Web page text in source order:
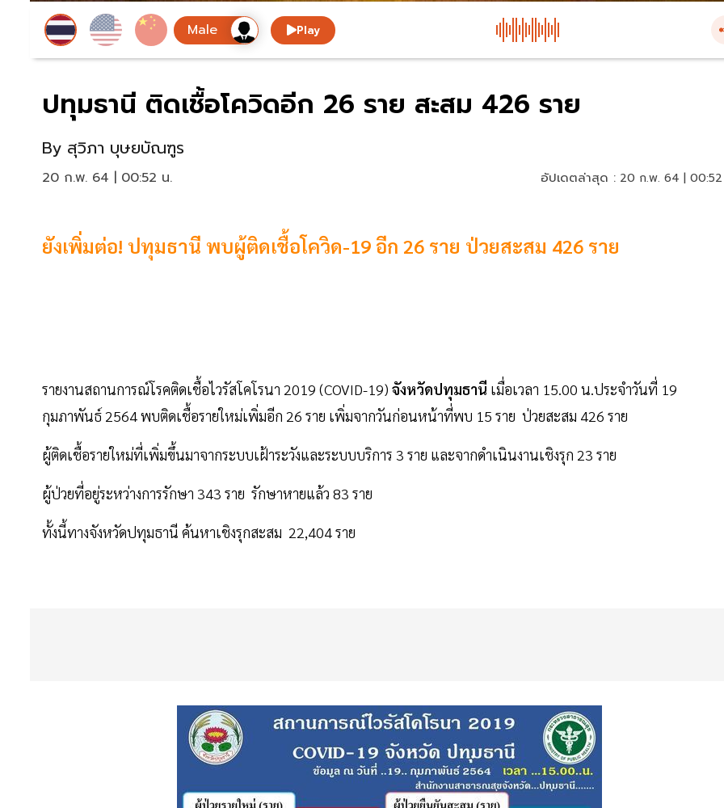
Play
ปทุมธานี ติดเชื้อโควิดอีก 26 ราย สะสม 426 ราย
By สุวิภา บุษยบัณฑูร
20 ก.พ. 64 | 00:52 น. อัปเดตล่าสุด : 20 ก.พ. 64 |
ยังเพิ่มต่อ! ปทุมธานี พบผู้ติดเชื้อโควิด-19 อีก 26 ราย ป่วยสะสม 426 ราย
รายงานสถานการณ์โรคติดเชื้อไวรัสโคโรนา 2019 (COVID-19) จังหวัดปทุมธานี เมื่อเวลา 15.00 น.ประจำวันที่ 19
กุมภาพันธ์ 2564 พบติดเชื้อรายใหม่เพิ่มอีก 26 ราย เพิ่มจากวันก่อนหน้าที่พบ 15 ราย ป่วยสะสม 426 ราย
ผู้ติดเชื้อรายใหม่ที่เพิ่มขึ้นมาจากระบบเฝ้าระวังและระบบบริการ 3 ราย และจากดำเนินงานเชิงรุก 23 ราย
ผู้ป่วยที่อยู่ระหว่างการรักษา 343 ราย รักษาหายแล้ว 83 ราย
ทั้งนี้ทางจังหวัดปทุมธานี ค้นหาเชิงรุกสะสม 22,404 ราย